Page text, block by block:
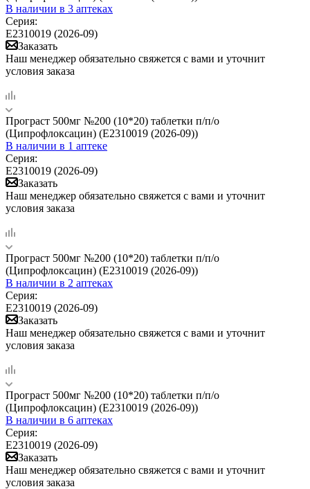
В наличии в 3 аптеках
Серия:
Е2310019 (2026-09)
Заказать
Наш менеджер обязательно свяжется с вами и уточнит
условия заказа
Програст 500мг №200 (10*20) таблетки п/п/о
(Ципрофлоксацин) (Е2310019 (2026-09))
В наличии в 1 аптеке
Серия:
Е2310019 (2026-09)
Заказать
Наш менеджер обязательно свяжется с вами и уточнит
условия заказа
Програст 500мг №200 (10*20) таблетки п/п/о
(Ципрофлоксацин) (Е2310019 (2026-09))
В наличии в 2 аптеках
Серия:
Е2310019 (2026-09)
Заказать
Наш менеджер обязательно свяжется с вами и уточнит
условия заказа
Програст 500мг №200 (10*20) таблетки п/п/о
(Ципрофлоксацин) (Е2310019 (2026-09))
В наличии в 6 аптеках
Серия:
Е2310019 (2026-09)
Заказать
Наш менеджер обязательно свяжется с вами и уточнит
условия заказа